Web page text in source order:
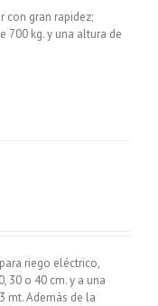
con gran rapidez;
700 kg. y una altura de
riego eléctrico,
30 o 40 cm. y a una
mt. Además de la